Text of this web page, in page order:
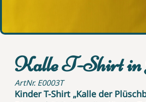
Kalle T-Shirt in
ArtNr. E0003T
Kinder T-Shirt „Kalle der